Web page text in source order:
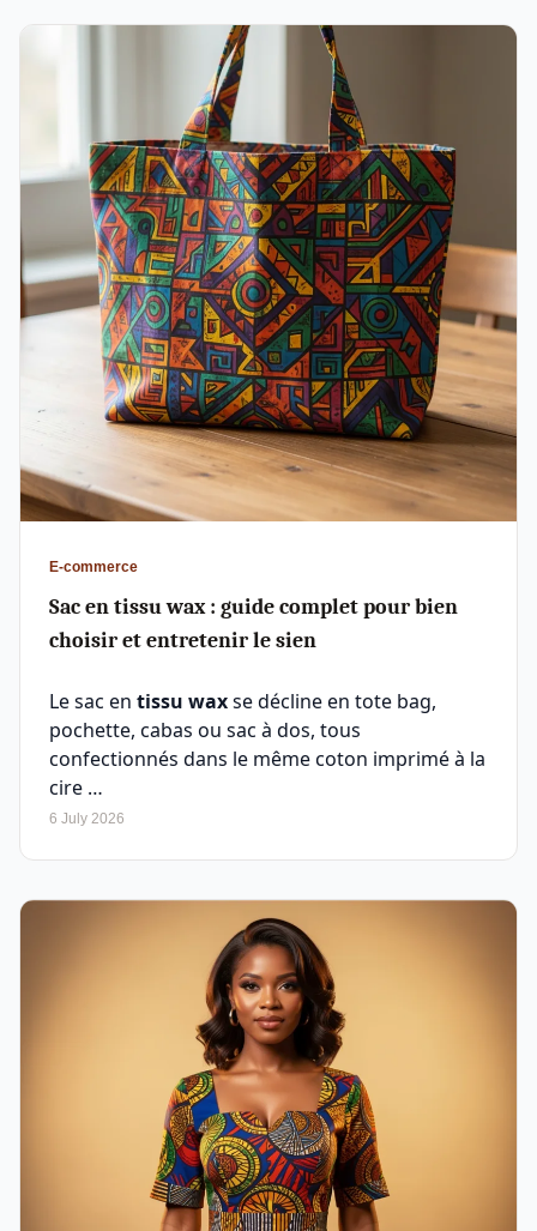
E-commerce
Sac en tissu wax : guide complet pour bien
choisir et entretenir le sien
Le sac en tissu waxse décline en tote bag,
pochette, cabas ou sac à dos, tous
confectionnés dans le même coton imprimé à la
cire …
6 July 2026